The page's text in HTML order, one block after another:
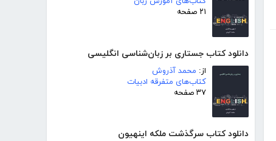
۲۱ صفحه
دانلود کتاب جستاری بر زبان‌شناسی انگلیسی
از: محمد آذروش
کتاب‌های متفرقه ادبیات
۳۷ صفحه
دانلود کتاب سرگذشت ملکه اینهیون